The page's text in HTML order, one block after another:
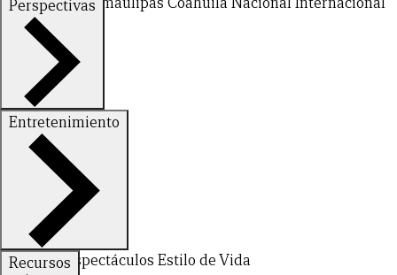
Perspectivas
FinanzasOpinión
Entretenimiento
DeportesEspectáculos Estilo de Vida
Recursos